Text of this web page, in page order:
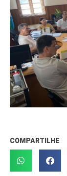
COMPARTILHE